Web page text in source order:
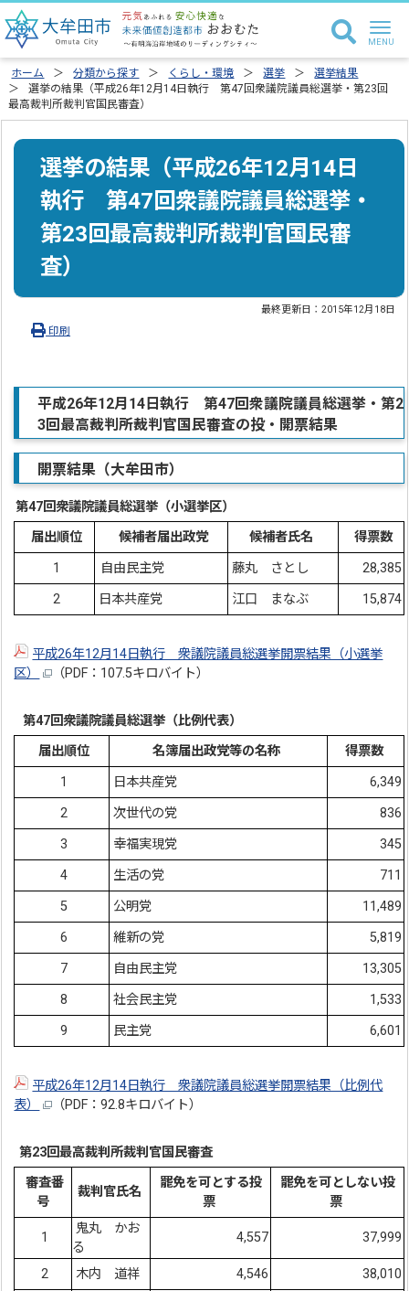
ホーム 分類から探す くらし・環境 選挙
選挙結果
選挙の結果（平成26年12月14日執行 第47回衆議院議員総選挙・第23回
最高裁判所裁判官国民審査）
選挙の結果（平成26年12月14日
執行 第47回衆議院議員総選挙・
第23回最高裁判所裁判官国民審
査）
最終更新日：2015年12月18日
印刷
平成26年12月14日執行 第47回衆議院議員総選挙・第2
3回最高裁判所裁判官国民審査の投・開票結果
開票結果（大牟田市）
第47回衆議院議員総選挙（小選挙区）
届出順位
候補者届出政党 候補者氏名
得票数
1
自由民主党 藤丸 さとし
28,385
2
日本共産党 江口 まなぶ 15,874
平成26年12月14日執行 衆議院議員総選挙開票結果（小選挙
区）
（PDF：107.5キロバイト）
第47回衆議院議員総選挙（比例代表）
届出順位
名簿届出政党等の名称
得票数
1
日本共産党
6,349
2
次世代の党
836
3
幸福実現党
345
4
生活の党
711
5
公明党
11,489
6
維新の党
5,819
7
自由民主党
13,305
8
社会民主党
1,533
9
民主党 6,601
平成26年12月14日執行 衆議院議員総選挙開票結果（比例代
表）
（PDF：92.8キロバイト）
第23回最高裁判所裁判官国民審査
審査番
号
裁判官氏名
罷免を可とする投
票
罷免を可としない投
票
1
鬼丸 かお
る
4,557 37,999
2 木内 道祥 4,546
38,010